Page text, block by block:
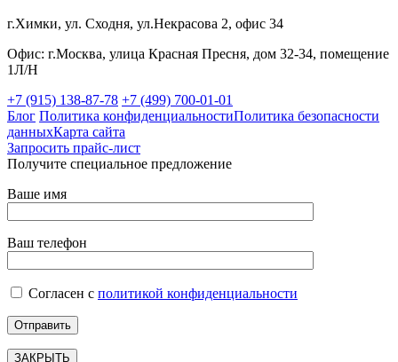
г.Химки, ул. Сходня, ул.Некрасова 2, офис 34
Офис: г.Москва, улица Красная Пресня, дом 32-34, помещение
1Л/Н
+7 (915) 138-87-78 +7 (499) 700-01-01
Блог Политика конфиденциальностиПолитика безопасности
данныхКарта сайта
Запросить прайс-лист
Получите специальное предложение
Ваше имя
Ваш телефон
Согласен с политикой конфиденциальности
ЗАКРЫТЬ